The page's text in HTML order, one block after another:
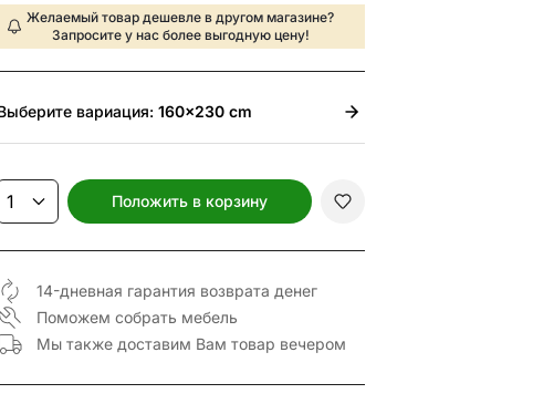
Желаемый товар дешевле в другом магазине?
Запросите у нас более выгодную цену!
вариация: 160x230 cm
Положить в корзину
14-дневная гарантия возврата денег
Поможем собрать мебель
Мы также доставим Вам товар вечером